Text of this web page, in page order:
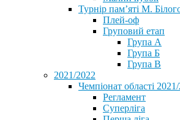
Турнір пам’яті М.
Плей-оф
Груповий етап
Група А
Група Б
Група В
2021/2022
Чемпіонат області
Регламент
Суперліга